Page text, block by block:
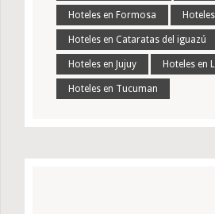
Hoteles en Formosa
Hoteles en Cataratas del iguazú
Hoteles en Jujuy Hoteles en
Hoteles en Tucuman